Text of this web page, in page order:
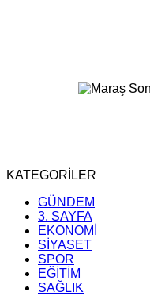
KATEGORİLER
GÜNDEM
3. SAYFA
EKONOMİ
SİYASET
SPOR
EĞİTİM
SAĞLIK